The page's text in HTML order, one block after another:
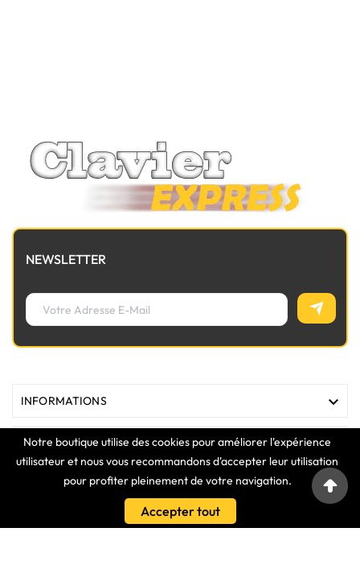
Notre boutique utilise des cookies pour améliorer l'expérience
utilisateur et nous vous recommandons d'accepter leur utilisation
pour profiter pleinement de votre navigation.
Accepter tout
NEWSLETTER
INFORMATIONS 
MAGASIN 

VOTRE COMPTE 